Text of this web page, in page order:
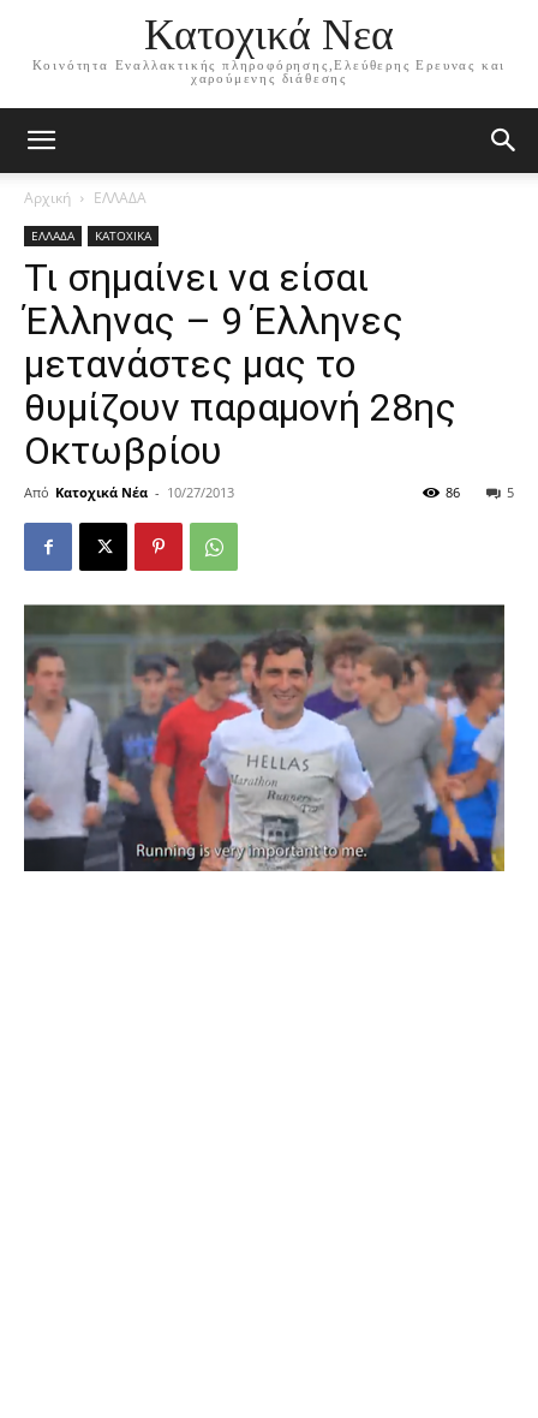
Κατοχικά Νεα
Κοινότητα Εναλλακτικής πληροφόρησης,Ελεύθερης Ερευνας και
χαρούμενης διάθεσης
Αρχική ΕΛΛΑΔΑ
ΕΛΛΑΔΑ ΚΑΤΟΧΙΚΑ
Τι σημαίνει να είσαι
Έλληνας – 9 Έλληνες
μετανάστες μας το
θυμίζουν παραμονή 28ης
Οκτωβρίου
Από Κατοχικά Νέα - 10/27/2013 5
86